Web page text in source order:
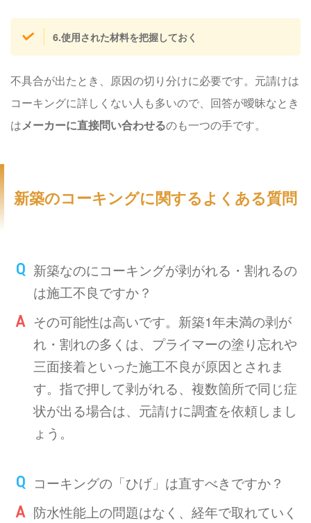
6.使用された材料を把握しておく
不具合が出たとき、原因の切り分けに必要です。元請けは
コーキングに詳しくない人も多いので、回答が曖昧なとき
はメーカーに直接問い合わせるのも一つの手です。
新築のコーキングに関するよくある質問
新築なのにコーキングが剥がれる・割れるの
は施工不良ですか？
その可能性は高いです。新築1年未満の剥が
れ・割れの多くは、プライマーの塗り忘れや
三面接着といった施工不良が原因とされま
す。指で押して剥がれる、複数箇所で同じ症
状が出る場合は、元請けに調査を依頼しまし
ょう。
コーキングの「ひげ」は直すべきですか？
防水性能上の問題はなく、経年で取れていく